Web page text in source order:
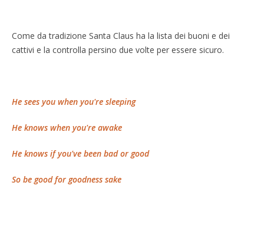
Come da tradizione Santa Claus ha la lista dei buoni e dei
cattivi e la controlla persino due volte per essere sicuro.
He sees you when you're sleeping
He knows when you're awake
He knows if you've been bad or good
So be good for goodness sake